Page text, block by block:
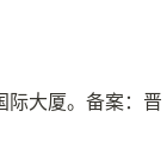
大厦。备案：晋